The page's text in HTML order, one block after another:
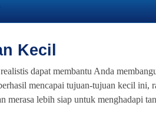
Kecil
dapat membantu Anda
mencapai tujuan-tujuan kecil ini,
merasa lebih siap untuk menghadapi